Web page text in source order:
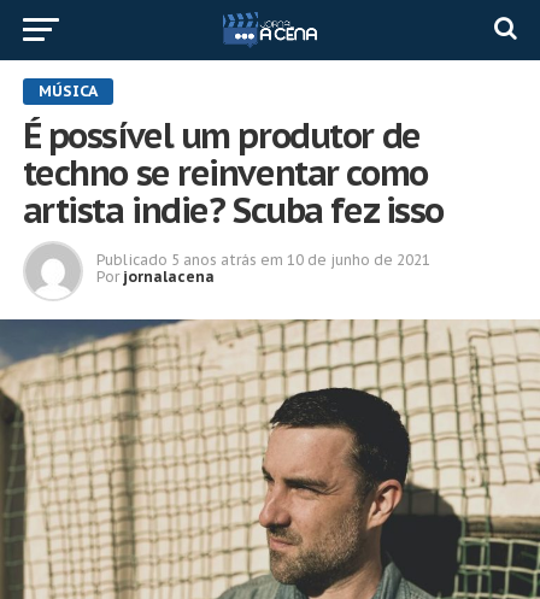
MÚSICA
É possível um produtor de
techno se reinventar como
artista indie? Scuba fez isso
Publicado 5 anos atrás em 10 de junho de 2021
Por jornalacena